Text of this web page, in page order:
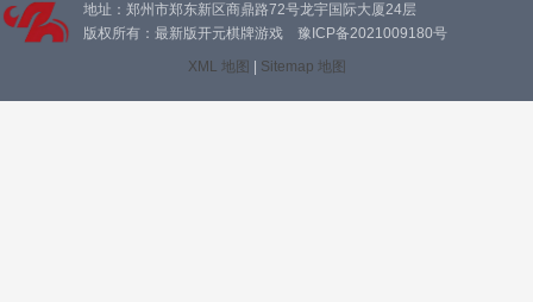
地址：郑州市郑东新区商鼎路72号龙宇国际大厦24层
版权所有：最新版开元棋牌游戏 豫ICP备2021009180号
XML 地图
Sitemap 地图